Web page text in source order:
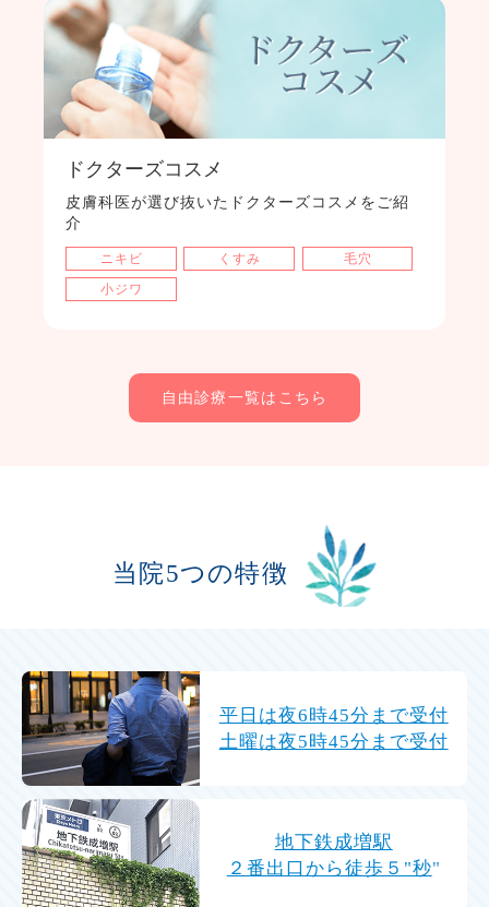
ドクターズコスメ
皮膚科医が選び抜いたドクターズコスメをご紹
介
ニキビ くすみ
毛穴
小ジワ
自由診療一覧はこちら
当院5つの特徴
平日は夜6時45分まで受付
土曜は夜5時45分まで受付
地下鉄成増駅
２番出口から徒歩５"秒"